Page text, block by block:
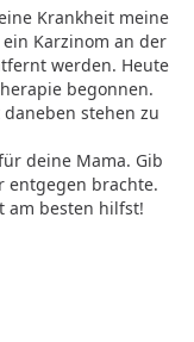
Krankheit meine
Karzinom an der
werden. Heute
begonnen.
stehen zu
deine Mama. Gib
entgegen brachte.
am besten hilfst!